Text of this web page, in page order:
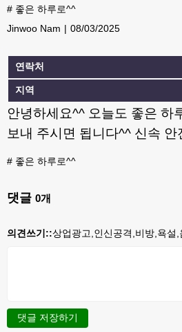
# 좋은 하루로^^
Jinwoo Nam
08/03/2025
연락처
지역
안녕하세요^^ 오늘도 좋은 하
보내 주시면 됩니다^^ 신속
# 좋은 하루로^^
댓글 0개
의견쓰기::상업광고,인신공격,비방,욕설
댓글 저장하기